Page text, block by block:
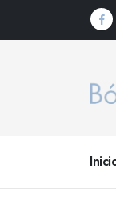
DENTRO DE